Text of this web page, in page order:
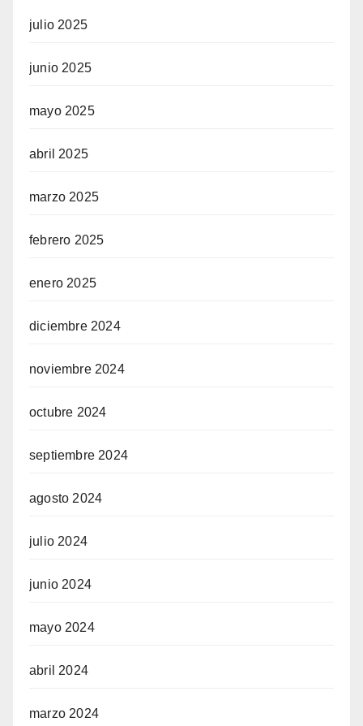
julio 2025
junio 2025
mayo 2025
abril 2025
marzo 2025
febrero 2025
enero 2025
diciembre 2024
noviembre 2024
octubre 2024
septiembre 2024
agosto 2024
julio 2024
junio 2024
mayo 2024
abril 2024
marzo 2024